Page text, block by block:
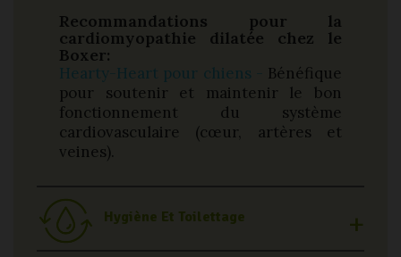
Recommandations pour la
cardiomyopathie dilatée chez le
Boxer:
Hearty-Heart pour chiens -
Bénéfique
pour soutenir et maintenir le bon
fonctionnement du système
cardiovasculaire (cœur, artères et
veines).
Hygiène Et Toilettage